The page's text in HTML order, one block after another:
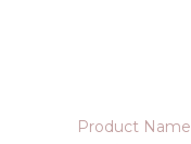
Product Name